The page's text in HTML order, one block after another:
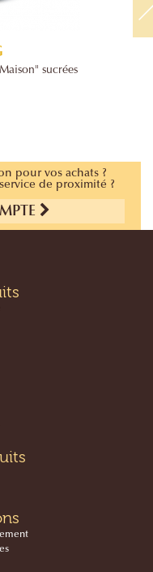
sucrées
pour vos achats ?
de proximité ?